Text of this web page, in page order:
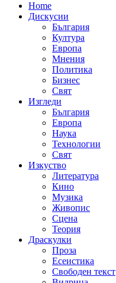
Home
Дискусии
България
Култура
Европа
Мнения
Политика
Бизнес
Свят
Изгледи
България
Европа
Наука
Технологии
Свят
Изкуство
Литература
Кино
Музика
Живопис
Сцена
Теория
Драскулки
Проза
Есеистика
Свободен текст